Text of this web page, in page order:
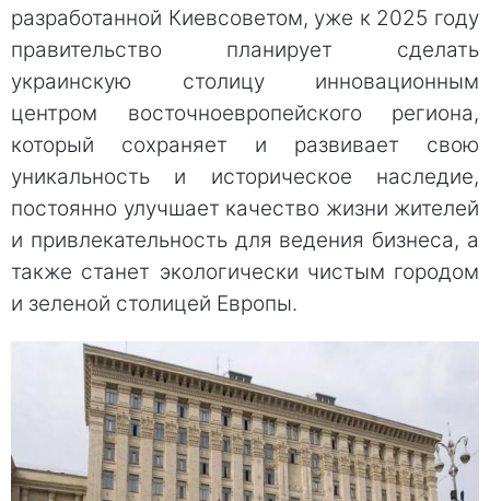
разработанной Киевсоветом, уже к 2025 году
правительство планирует сделать
украинскую столицу инновационным
центром восточноевропейского региона,
который сохраняет и развивает свою
уникальность и историческое наследие,
постоянно улучшает качество жизни жителей
и привлекательность для ведения бизнеса, а
также станет экологически чистым городом
и зеленой столицей Европы.